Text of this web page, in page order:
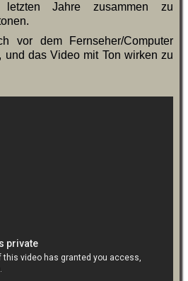
letzten Jahre zusammen zu
vor dem Fernseher/Computer
und das Video mit Ton wirken zu